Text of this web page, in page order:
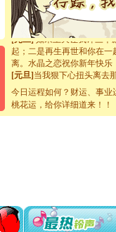
断电。爱你是我职业，想
你是我专业！水晶之恋祝你
[元旦]如果上天让我许三个
起；二是再生再世和你在
离。水晶之恋祝你新年快乐
[元旦] 当我狠下心扭头离去
泣，这痛楚让我明白我多
卖了。水晶之恋祝你新年快
[春节]风柔雨润好月圆，半
颜！冬去春来似水如烟，
[圣诞节]不只这样的日子才
能正大光明地骚扰你,告诉
今日运程如何？财运、事业
桃花运，给你详细道来！！